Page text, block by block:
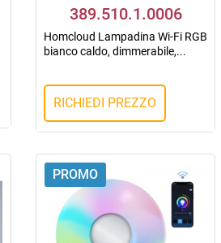
389.510.1.0006
Homcloud Lampadina Wi-Fi RGB
bianco caldo, dimmerabile,...
RICHIEDI PREZZO
PROMO